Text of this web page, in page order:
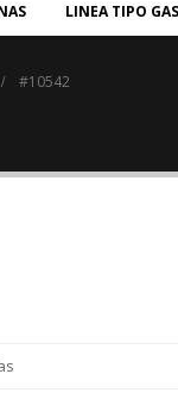
LINEA TIPO
#10542